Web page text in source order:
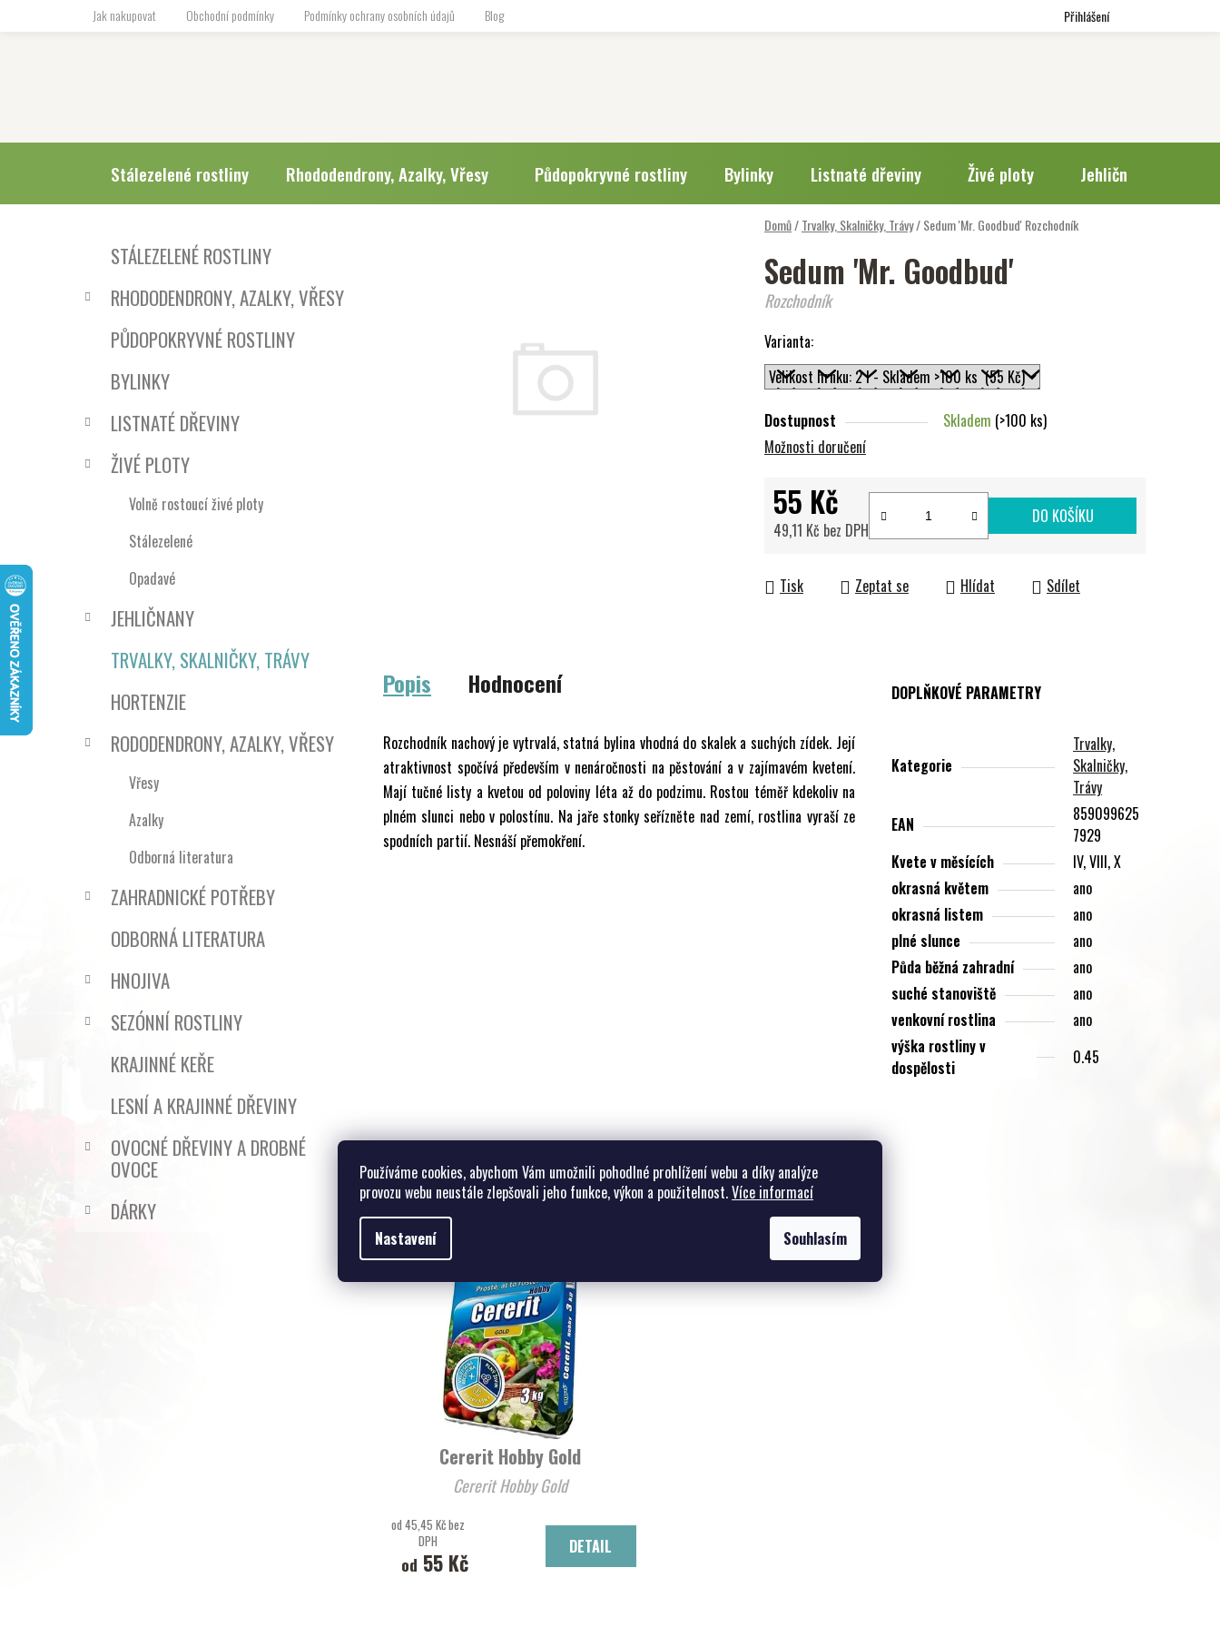
Používáme cookies, abychom Vám umožnili pohodlné prohlížení webu a díky analýze
provozu webu neustále zlepšovali jeho funkce, výkon a použitelnost.Více informací
Nastavení Souhlasím
Jak nakupovat Obchodní podmínky Podmínky ochrany osobních údajů Blog Přihlášení
Stálezelené rostliny Rhododendrony, Azalky, Vřesy Půdopokryvné rostliny Bylinky Listnaté dřeviny Živé ploty Jehličnany
Domů/Trvalky, Skalničky, Trávy/Sedum 'Mr. Goodbud'Rozchodník
Přeskočit
kategorie
e
STÁLEZELENÉ ROSTLINY
RHODODENDRONY, AZALKY, VŘESY
PŮDOPOKRYVNÉ ROSTLINY
BYLINKY
LISTNATÉ DŘEVINY
ŽIVÉ PLOTY
Volně rostoucí živé ploty
Stálezelené
Opadavé
JEHLIČNANY
TRVALKY, SKALNIČKY, TRÁVY
HORTENZIE
RODODENDRONY, AZALKY, VŘESY
Vřesy
Azalky
Odborná literatura
ZAHRADNICKÉ POTŘEBY
ODBORNÁ LITERATURA
HNOJIVA
SEZÓNNÍ ROSTLINY
KRAJINNÉ KEŘE
LESNÍ A KRAJINNÉ DŘEVINY
OVOCNÉ DŘEVINY A DROBNÉ
OVOCE
DÁRKY
Sedum 'Mr. Goodbud'
Rozchodník
Varianta:
Dostupnost Skladem (>100 ks)
Možnosti doručení
55 Kč
49,11 Kč bez DPH
DO KOŠÍKU
Tisk Zeptat se Hlídat Sdílet
Popis Hodnocení
Rozchodník nachový je vytrvalá, statná bylina vhodná do skalek a suchých zídek. Její
atraktivnost spočívá především v nenáročnosti na pěstování a v zajímavém kvetení.
Mají tučné listy a kvetou od poloviny léta až do podzimu. Rostou téměř kdekoliv na
plném slunci nebo v polostínu. Na jaře stonky seřízněte nad zemí, rostlina vyraší ze
spodních partií. Nesnáší přemokření.
DOPLŇKOVÉ PARAMETRY
Kategorie
Trvalky,
Skalničky,
Trávy
EAN
859099625
7929
Kvete v měsících
IV, VIII, X
okrasná květem
ano
okrasná listem
ano
plné slunce
ano
Půda běžná zahradní
ano
suché stanoviště
ano
venkovní rostlina
ano
výška rostliny v
dospělosti
0.45
Související produkty
Cererit Hobby Gold
Cererit Hobby Gold
od 45,45 Kč bez
DPH
od 55 Kč
DETAIL